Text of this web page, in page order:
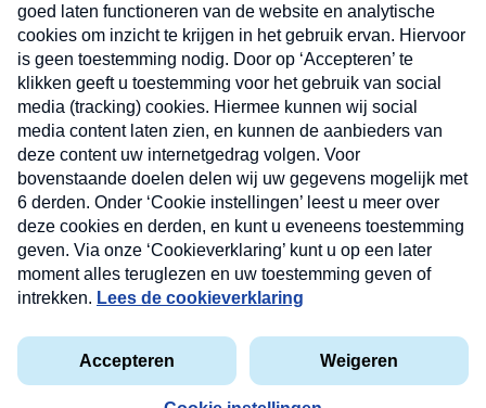
Verzend
Privacyverklaring
Cookieverklaring
Kwetsbaarheid melden
Copyright © 2026 MAX Vandaag - Omroep MAX
Nieuwsbrief
Neem hier een gratis abonnement op onze
nieuwsbrief. Elke vrijdag- en dinsdagochtend in uw